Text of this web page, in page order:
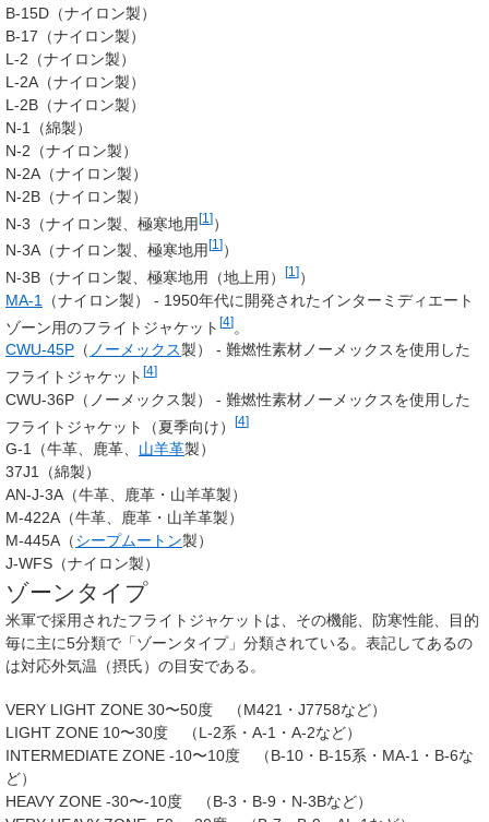
B-15D（ナイロン製）
B-17（ナイロン製）
L-2（ナイロン製）
L-2A（ナイロン製）
L-2B（ナイロン製）
N-1（綿製）
N-2（ナイロン製）
N-2A（ナイロン製）
N-2B（ナイロン製）
N-3（ナイロン製、極寒地用[1 ]）
N-3A（ナイロン製、極寒地用 [1 ] ）
N-3B（ナイロン製、極寒地用（地上用）
[1 ]）
MA-1
（ナイロン製） - 1950年代に開発されたインターミディエート
ゾーン用のフライトジャケット [4]
CWU-45P （ ノーメックス製） - 難燃性素材ノーメックスを使用した
フライトジャケット [4]
CWU-36P（ノーメックス製） - 難燃性素材ノーメックスを使用した
フライトジャケット（夏季向け）
[4]
G-1（牛革、鹿革、 山羊革製）
37J1（綿製）
AN-J-3A（牛革、鹿革・山羊革製）
M-422A（牛革、鹿革・山羊革製）
M-445A（シープムートン製）
J-WFS（ナイロン製）
ゾーンタイプ
米軍で採用されたフライトジャケットは、その機能、防寒性能、目的
毎に主に5分類で「ゾーンタイプ」分類されている。表記してあるの
は対応外気温（摂氏）の目安である。
VERY LIGHT ZONE 30〜50度 （M421・J7758など）
LIGHT ZONE 10〜30度 （L-2系・A-1・A-2など）
INTERMEDIATE ZONE -10〜10度 （B-10・B-15系・MA-1・B-6な
ど）
HEAVY ZONE -30〜-10度 （B-3・B-9・N-3Bなど）